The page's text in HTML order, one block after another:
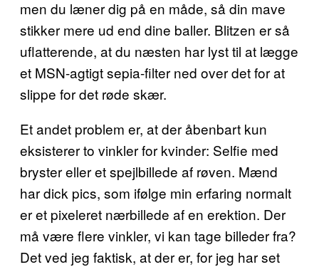
men du læner dig på en måde, så din mave
stikker mere ud end dine baller. Blitzen er så
uflatterende, at du næsten har lyst til at lægge
et MSN-agtigt sepia-filter ned over det for at
slippe for det røde skær.
Et andet problem er, at der åbenbart kun
eksisterer to vinkler for kvinder: Selfie med
bryster eller et spejlbillede af røven. Mænd
har dick pics, som ifølge min erfaring normalt
er et pixeleret nærbillede af en erektion. Der
må være flere vinkler, vi kan tage billeder fra?
Det ved jeg faktisk, at der er, for jeg har set